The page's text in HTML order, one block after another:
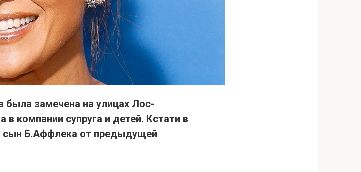
была замечена на улицах Лос-
компании супруга и детей. Кстати в
сын Б.Аффлека от предыдущей